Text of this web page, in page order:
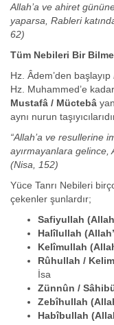
Allah’a ve ahiret
yaparsa, Rableri
62)
Tüm Nebileri Bir
Hz. Âdem’den başlayıp
Hz. Muhammed’e
Mustafâ / Müctebâ
aynı nurun
“Allah’a ve resullerine
ayırmayanlara gelince,
(Nisa, 152)
Yüce Tanrı Nebileri
çekenler şunlardır;
Safiyullah
Halîlullah
Kelîmullah
Rûhullah /
İsa
Zünnûn /
Zebîhullah
Habîbullah